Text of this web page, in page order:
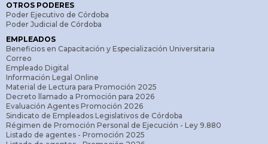
OTROS PODERES
Poder Ejecutivo de Córdoba
Poder Judicial de Córdoba
EMPLEADOS
Beneficios en Capacitación y Especialización Universitaria
Correo
Empleado Digital
Información Legal Online
Material de Lectura para Promoción 2025
Decreto llamado a Promoción para 2026
Evaluación Agentes Promoción 2026
Sindicato de Empleados Legislativos de Córdoba
Régimen de Promoción Personal de Ejecución - Ley 9.880
Listado de agentes - Promoción 2025